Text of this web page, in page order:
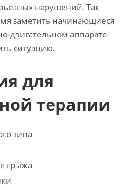
нарушений. Так
заметить начинающиеся
двигательном аппарате
ситуацию.
для
терапии
типа
грыжа